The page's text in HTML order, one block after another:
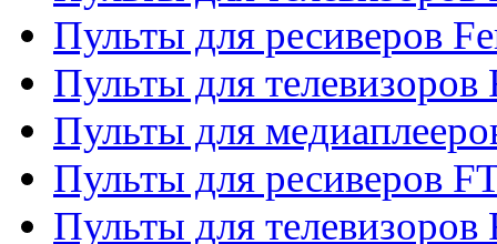
Пульты для ресиверов
Пульты для
Пульты для
Пульты для ресиверов
Пульты для телевизоров